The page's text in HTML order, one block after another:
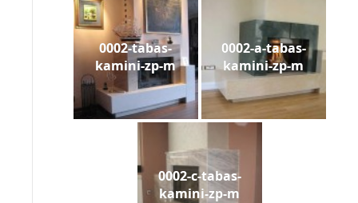
0002-tabas-
kamini-zp-m
0002-a-tabas-
kamini-zp-m
0002-c-tabas-
kamini-zp-m